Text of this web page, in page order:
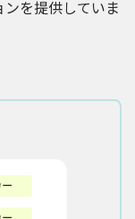
を提供していま